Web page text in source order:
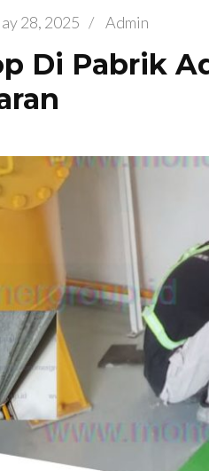
28, 2025 / Admin
Di Pabrik